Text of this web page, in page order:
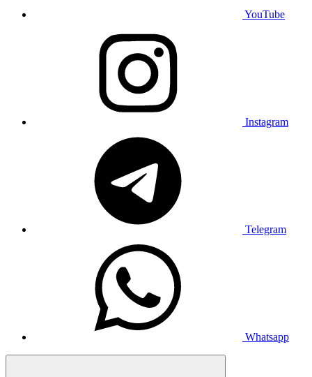
YouTube
Instagram
Telegram
Whatsapp